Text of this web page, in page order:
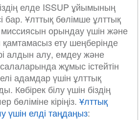
елде ISSUP ұйымының
бар. Ұлттық бөлімше ұлттық
орындау үшін және
қамтамасыз ету шеңберінде
алдын алу, емдеу және
жұмыс істейтін
адамдар үшін ұлттық
Көбірек білу үшін біздің
бөліміне кіріңіз. Ұлттық
үшін елді таңдаңыз: